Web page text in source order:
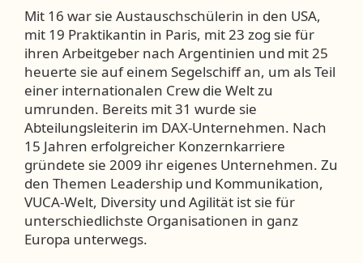
Mit 16 war sie Austauschschülerin in den USA,
mit 19 Praktikantin in Paris, mit 23 zog sie für
ihren Arbeitgeber nach Argentinien und mit 25
heuerte sie auf einem Segelschiff an, um als Teil
einer internationalen Crew die Welt zu
umrunden. Bereits mit 31 wurde sie
Abteilungsleiterin im DAX-Unternehmen. Nach
15 Jahren erfolgreicher Konzernkarriere
gründete sie 2009 ihr eigenes Unternehmen. Zu
den Themen Leadership und Kommunikation,
VUCA-Welt, Diversity und Agilität ist sie für
unterschiedlichste Organisationen in ganz
Europa unterwegs.